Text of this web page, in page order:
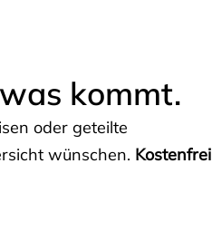
kommt.
oder geteilte
wünschen. Kostenfrei